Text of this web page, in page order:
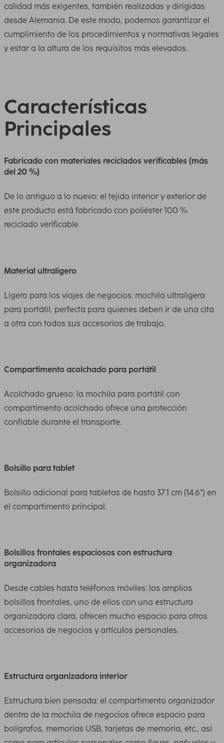
calidad más exigentes, también realizadas y dirigidas
desde Alemania. De este modo, podemos garantizar el
cumplimiento de los procedimientos y normativas legales
y estar a la altura de los requisitos más elevados.
Características
Principales
Fabricado con materiales reciclados verificables (más
del 20 %)
De lo antiguo a lo nuevo: el tejido interior y exterior de
este producto está fabricado con poliéster 100 %
reciclado verificable
Material ultraligero
Ligero para los viajes de negocios: mochila ultraligera
para portátil, perfecta para quienes deben ir de una cita
a otra con todos sus accesorios de trabajo.
Compartimento acolchado para portátil
Acolchado grueso: la mochila para portátil con
compartimento acolchado ofrece una protección
confiable durante el transporte.
Bolsillo para tablet
Bolsillo adicional para tabletas de hasta 37.1 cm (14.6") en
el compartimento principal.
Bolsillos frontales espaciosos con estructura
organizadora
Desde cables hasta teléfonos móviles: los amplios
bolsillos frontales, uno de ellos con una estructura
organizadora clara, ofrecen mucho espacio para otros
accesorios de negocios y artículos personales.
Estructura organizadora interior
Estructura bien pensada: el compartimento organizador
dentro de la mochila de negocios ofrece espacio para
bolígrafos, memorias USB, tarjetas de memoria, etc., así